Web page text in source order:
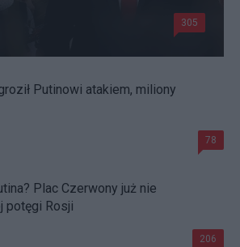
305
Putinowi atakiem, miliony
78
Plac Czerwony już nie
potęgi Rosji
206